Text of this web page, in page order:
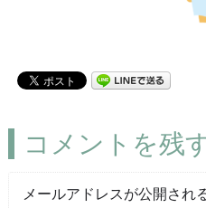
コメントを残
メールアドレスが公開され